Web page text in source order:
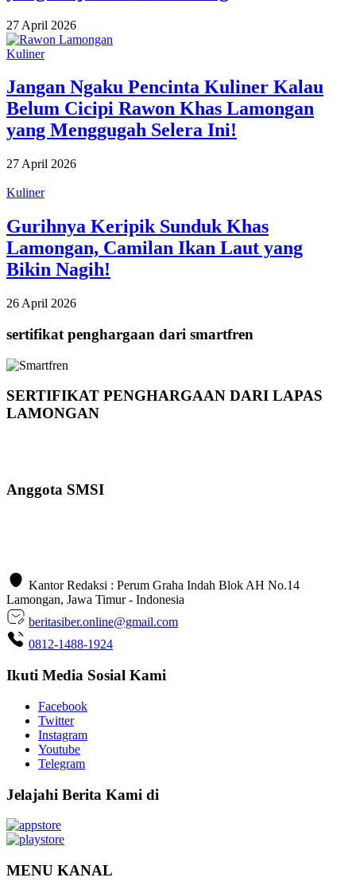
27 April 2026
Kuliner
Jangan Ngaku Pencinta Kuliner Kalau
Belum Cicipi Rawon Khas Lamongan
yang Menggugah Selera Ini!
27 April 2026
Kuliner
Gurihnya Keripik Sunduk Khas
Lamongan, Camilan Ikan Laut yang
Bikin Nagih!
26 April 2026
sertifikat penghargaan dari smartfren
SERTIFIKAT PENGHARGAAN DARI LAPAS
LAMONGAN
Anggota SMSI
Kantor Redaksi : Perum Graha Indah Blok AH No.14
Lamongan, Jawa Timur - Indonesia
beritasiber.online@gmail.com
0812-1488-1924
Ikuti Media Sosial Kami
Facebook
Twitter
Instagram
Youtube
Telegram
Jelajahi Berita Kami di
MENU KANAL